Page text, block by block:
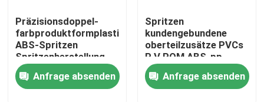
Präzisionsdoppel-
farbproduktformplastikplastikeinspritzung
ABS-Spritzen
Spritzenherstellung
Anfrage absenden
Spritzen
kundengebundene
oberteilzusätze PVCs
P V POM ABS-pp.
Plastik
Anfrage absenden